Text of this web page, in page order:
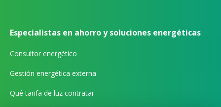
Especialistas en ahorro y soluciones energéticas
Consultor energético
Gestión energética externa
Qué tarifa de luz contratar